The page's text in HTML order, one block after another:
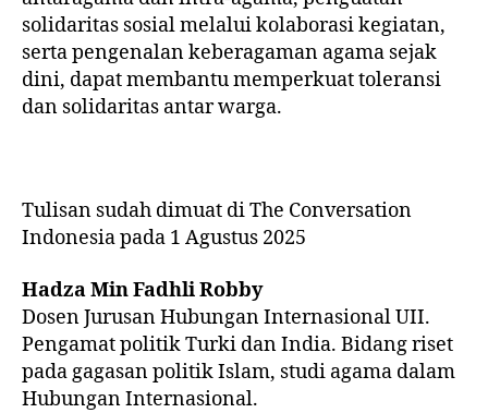
solidaritas sosial melalui kolaborasi kegiatan,
serta pengenalan keberagaman agama sejak
dini, dapat membantu memperkuat toleransi
dan solidaritas antar warga.
Tulisan sudah dimuat di The Conversation
Indonesia pada 1 Agustus 2025
Hadza Min Fadhli Robby
Dosen Jurusan Hubungan Internasional UII.
Pengamat politik Turki dan India. Bidang riset
pada gagasan politik Islam, studi agama dalam
Hubungan Internasional.